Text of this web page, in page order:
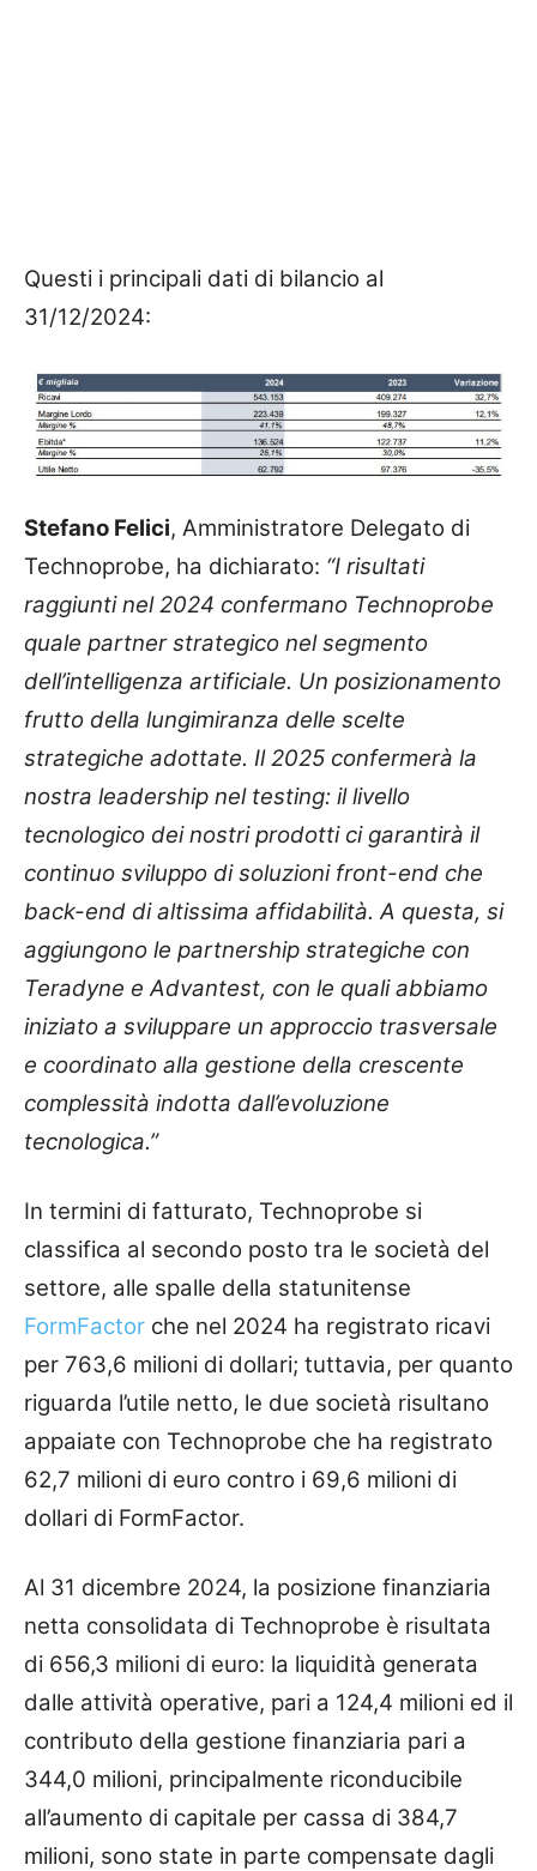
Questi i principali dati di bilancio al
31/12/2024:
Stefano Felici, Amministratore Delegato di
Technoprobe, ha dichiarato: “I risultati
raggiunti nel 2024 confermano Technoprobe
quale partner strategico nel segmento
dell’intelligenza artificiale. Un posizionamento
frutto della lungimiranza delle scelte
strategiche adottate. Il 2025 confermerà la
nostra leadership nel testing: il livello
tecnologico dei nostri prodotti ci garantirà il
continuo sviluppo di soluzioni front-end che
back-end di altissima affidabilità. A questa, si
aggiungono le partnership strategiche con
Teradyne e Advantest, con le quali abbiamo
iniziato a sviluppare un approccio trasversale
e coordinato alla gestione della crescente
complessità indotta dall’evoluzione
tecnologica.”
In termini di fatturato, Technoprobe si
classifica al secondo posto tra le società del
settore, alle spalle della statunitense
FormFactor che nel 2024 ha registrato ricavi
per 763,6 milioni di dollari; tuttavia, per quanto
riguarda l’utile netto, le due società risultano
appaiate con Technoprobe che ha registrato
62,7 milioni di euro contro i 69,6 milioni di
dollari di FormFactor.
Al 31 dicembre 2024, la posizione finanziaria
netta consolidata di Technoprobe è risultata
di 656,3 milioni di euro: la liquidità generata
dalle attività operative, pari a 124,4 milioni ed il
contributo della gestione finanziaria pari a
344,0 milioni, principalmente riconducibile
all’aumento di capitale per cassa di 384,7
milioni, sono state in parte compensate dagli